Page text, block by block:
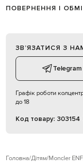
ПОВЕРНЕННЯ І
ЗВʼЯЗАТИСЯ З
Telegram
Графік роботи
до 18
Код товару: 303154
Головна Дітям Moncler